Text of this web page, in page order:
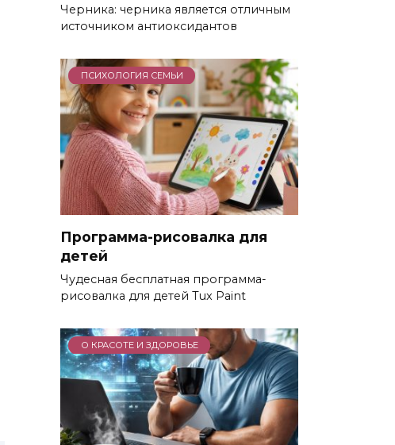
Черника: черника является отличным
источником антиоксидантов
ПСИХОЛОГИЯ СЕМЬИ
Программа-рисовалка для
детей
Чудесная бесплатная программа-
рисовалка для детей Tux Paint
О КРАСОТЕ И ЗДОРОВЬЕ